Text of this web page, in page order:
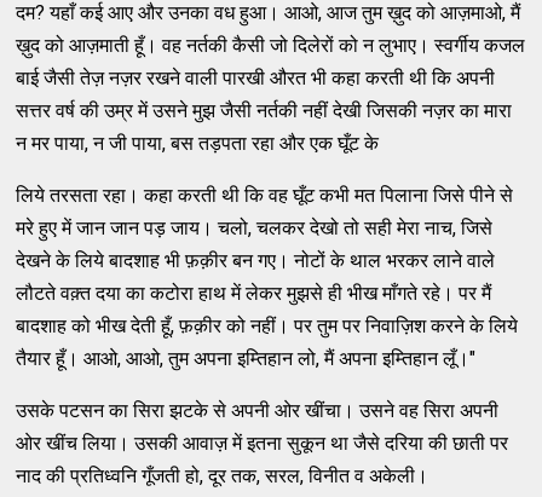
दम? यहाँ कई आए और उनका वध हुआ। आओ, आज तुम ख़ुद को आज़माओ, मैं
ख़ुद को आज़माती हूँ। वह नर्तकी कैसी जो दिलेरों को न लुभाए। स्वर्गीय कजल
बाई जैसी तेज़ नज़र रखने वाली पारखी औरत भी कहा करती थी कि अपनी
सत्तर वर्ष की उम्र में उसने मुझ जैसी नर्तकी नहीं देखी जिसकी नज़र का मारा
न मर पाया, न जी पाया, बस तड़पता रहा और एक घूँट के
लिये तरसता रहा। कहा करती थी कि वह घूँट कभी मत पिलाना जिसे पीने से
मरे हुए में जान जान पड़ जाय। चलो, चलकर देखो तो सही मेरा नाच, जिसे
देखने के लिये बादशाह भी फ़क़ीर बन गए। नोटों के थाल भरकर लाने वाले
लौटते वक़्त दया का कटोरा हाथ में लेकर मुझसे ही भीख माँगते रहे। पर मैं
बादशाह को भीख देती हूँ, फ़क़ीर को नहीं। पर तुम पर निवाज़िश करने के लिये
तैयार हूँ। आओ, आओ, तुम अपना इम्तिहान लो, मैं अपना इम्तिहान लूँ।"
उसके पटसन का सिरा झटके से अपनी ओर खींचा। उसने वह सिरा अपनी
ओर खींच लिया। उसकी आवाज़ में इतना सुकून था जैसे दरिया की छाती पर
नाद की प्रतिध्वनि गूँजती हो, दूर तक, सरल, विनीत व अकेली।